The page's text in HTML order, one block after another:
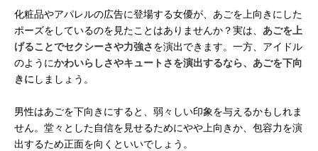
化粧品やアパレルの広告に登場する女優が、あごを上向きにした
ポーズをしているのを見たことはありませんか？実は、 あごを上
げることでセクシーさや力強さを演出できます。一方、アイドル
のようにかわいらしさやキュートさを演出するなら、あごを下向
きに しましょう。
男性はあごを下向きにすると、弱々しい印象を与えるかもしれま
せん。堂々とした自信を見せるためにやや上向きか、包容力を演
出するため正面を向くといいでしょう。